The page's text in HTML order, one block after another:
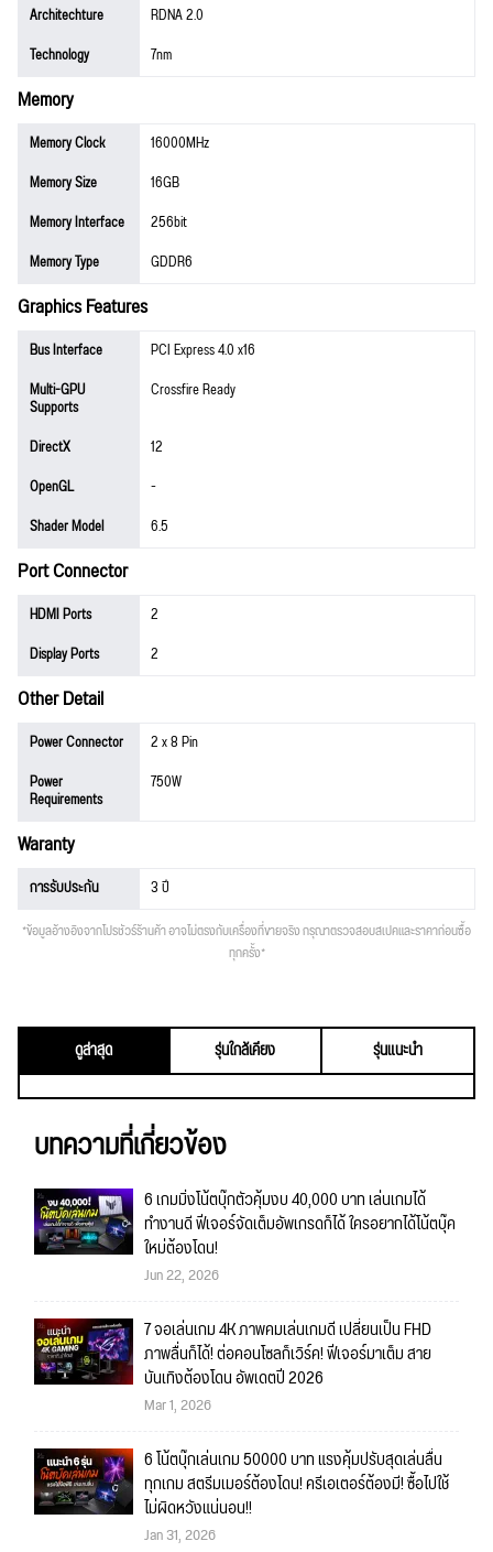
Architechture
RDNA 2.0
Technology
7nm
Memory
Memory Clock
16000MHz
Memory Size
16GB
Memory Interface
256bit
Memory Type
GDDR6
Graphics Features
Bus Interface
PCI Express 4.0 x16
Multi-GPU
Supports
Crossfire Ready
DirectX
12
OpenGL
-
Shader Model
6.5
Port Connector
HDMI Ports
2
Display Ports
2
Other Detail
Power Connector
2 x 8 Pin
Power
Requirements
750W
Waranty
การรับประกัน 3 ปี
*ข้อมูลอ้างอิงจากโปรชัวร์ร้านค้า อาจไม่ตรงกับเครื่องที่ขายจริง กรุณาตรวจสอบสเปคและราคาก่อนซื้อ
ทุกครั้ง*
ดูล่าสุด รุ่นใกล้เคียง รุ่นแนะนำ
บทความที่เกี่ยวข้อง
6 เกมมิ่งโน้ตบุ๊กตัวคุ้มงบ 40,000 บาท เล่นเกมได้
ทำงานดี ฟีเจอร์จัดเต็มอัพเกรดก็ได้ ใครอยากได้โน้ตบุ๊ค
ใหม่ต้องโดน!
Jun 22, 2026
7 จอเล่นเกม 4K ภาพคมเล่นเกมดี เปลี่ยนเป็น FHD
ภาพลื่นก็ได้! ต่อคอนโซลก็เวิร์ค! ฟีเจอร์มาเต็ม สาย
บันเทิงต้องโดน อัพเดตปี 2026
Mar 1, 2026
6 โน้ตบุ๊กเล่นเกม 50000 บาท แรงคุ้มปรับสุดเล่นลื่น
ทุกเกม สตรีมเมอร์ต้องโดน! ครีเอเตอร์ต้องมี! ซื้อไปใช้
ไม่ผิดหวังแน่นอน!!
Jan 31, 2026